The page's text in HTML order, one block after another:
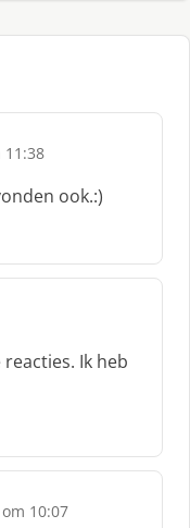
11:38
ook.:)
Ik heb
10:07